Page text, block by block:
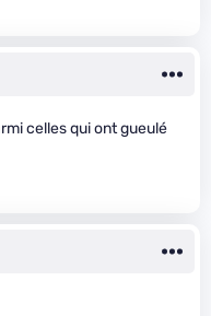
celles qui ont gueulé